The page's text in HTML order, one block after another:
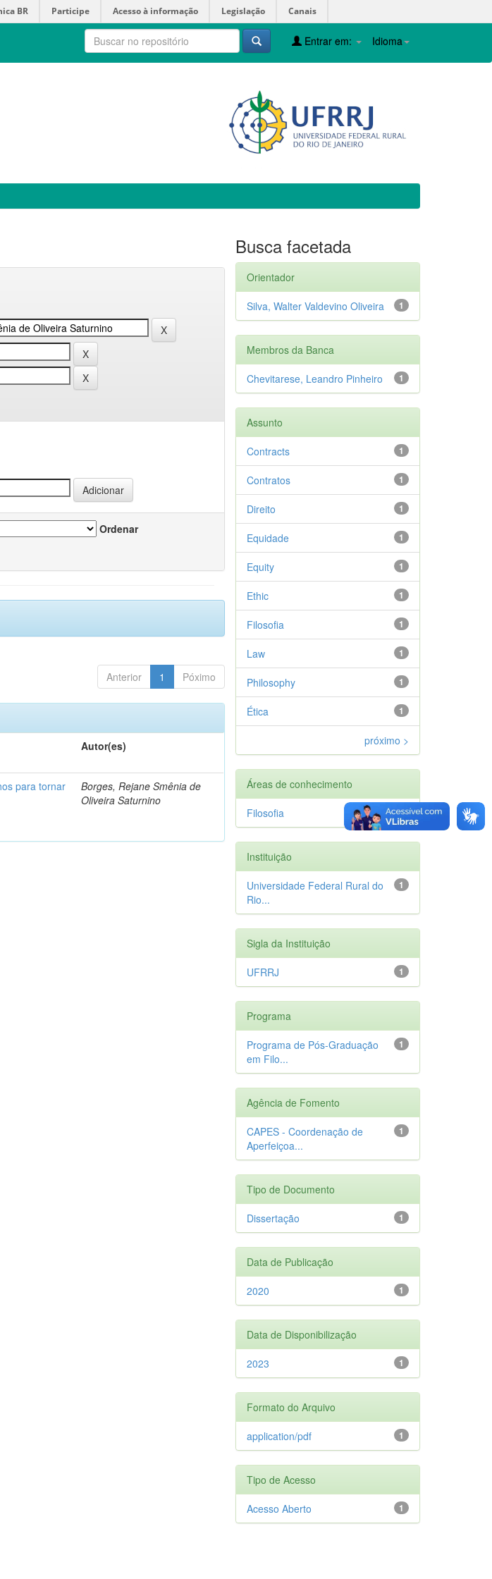
BR Participe Acesso à informação Legislação Canais
Idioma
Entrar em:
Ordenar
Anterior 1 Póximo
Autor(es)
para tornar
Borges, Rejane Smênia de
Oliveira Saturnino
Busca facetada
Orientador
1
Silva, Walter Valdevino Oliveira
Membros da Banca
1
Chevitarese, Leandro Pinheiro
Assunto
1
Contracts
1
Contratos
1
Direito
1
Equidade
1
Equity
1
Ethic
1
Filosofia
1
Law
1
Philosophy
1
Ética
próximo >
Áreas de conhecimento
1
Filosofia
Instituição
1
Universidade Federal Rural do
Rio...
Sigla da Instituição
1
UFRRJ
Programa
1
Programa de Pós-Graduação
em Filo...
Agência de Fomento
1
CAPES - Coordenação de
Aperfeiçoa...
Tipo de Documento
1
Dissertação
Data de Publicação
1
2020
Data de Disponibilização
1
2023
Formato do Arquivo
1
application/pdf
Tipo de Acesso
1
Acesso Aberto